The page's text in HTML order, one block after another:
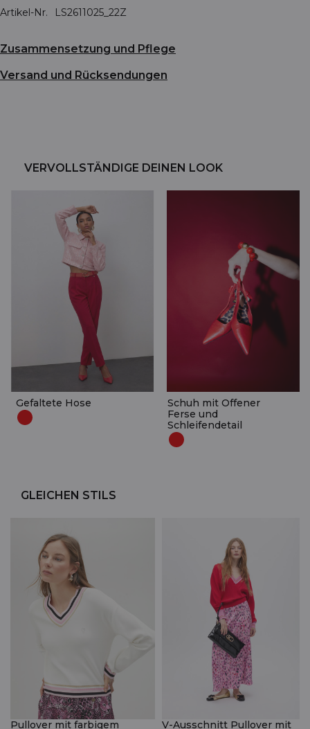
Artikel-Nr.
LS2611025_22Z
Zusammensetzung und Pflege
Versand und Rücksendungen
VERVOLLSTÄNDIGE DEINEN LOOK
Gefaltete Hose
Schuh mit Offener
Ferse und
Schleifendetail
GLEICHEN STILS
Pullover mit farbigem V-Ausschnitt Pullover mit